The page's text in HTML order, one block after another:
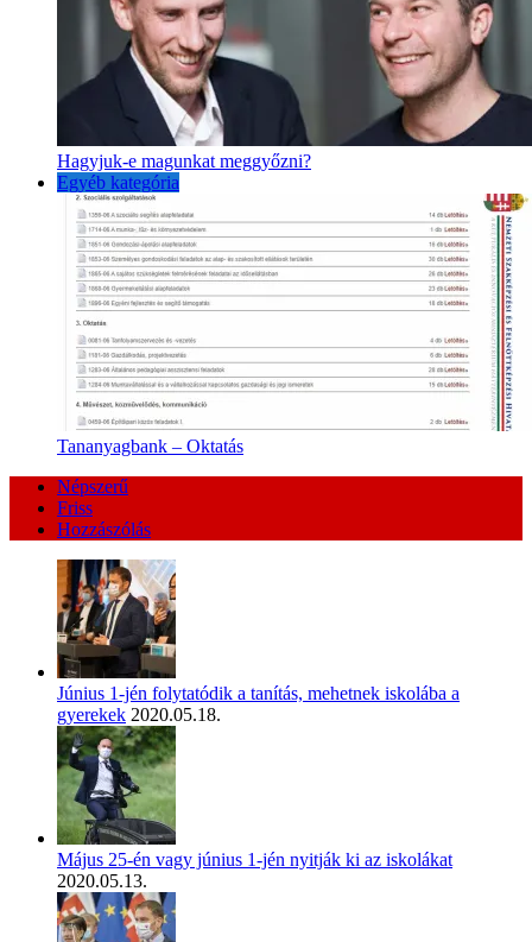
Hagyjuk-e magunkat meggyőzni?
Egyéb kategória
Tananyagbank – Oktatás
Népszerű
Friss
Hozzászólás
Június 1-jén folytatódik a tanítás, mehetnek iskolába a
gyerekek 2020.05.18.
Május 25-én vagy június 1-jén nyitják ki az iskolákat
2020.05.13.